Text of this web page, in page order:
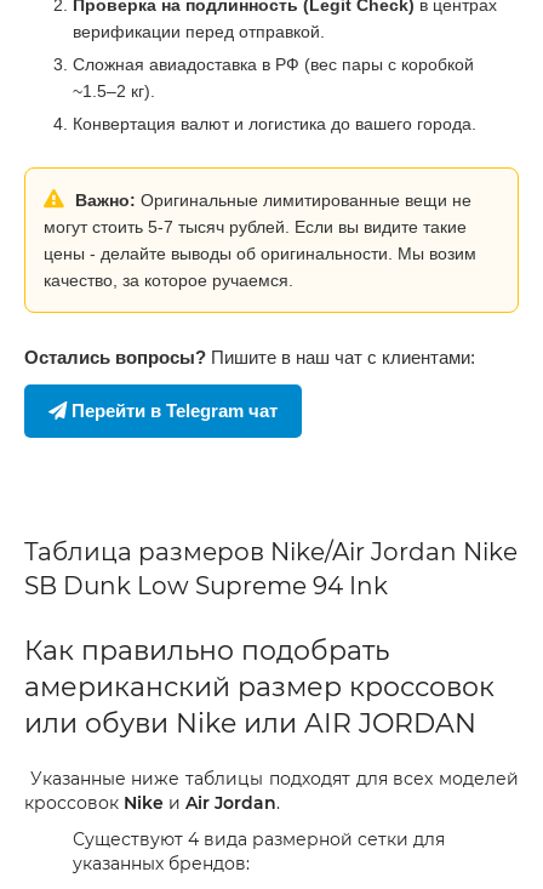
Проверка на подлинность (Legit Check) в центрах
верификации перед отправкой.
Сложная авиадоставка в РФ (вес пары с коробкой
~1.5–2 кг).
Конвертация валют и логистика до вашего города.
Важно: Оригинальные лимитированные вещи не
могут стоить 5-7 тысяч рублей. Если вы видите такие
цены - делайте выводы об оригинальности. Мы возим
качество, за которое ручаемся.
Остались вопросы? Пишите в наш чат с клиентами:
Перейти в Telegram чат
Таблица размеров Nike/Air Jordan Nike
SB Dunk Low Supreme 94 Ink
Как правильно подобрать
американский размер кроссовок
или обуви Nike или AIR JORDAN
Указанные ниже таблицы подходят для всех моделей
кроссовок Nike и Air Jordan.
Существуют 4 вида размерной сетки для
указанных брендов: